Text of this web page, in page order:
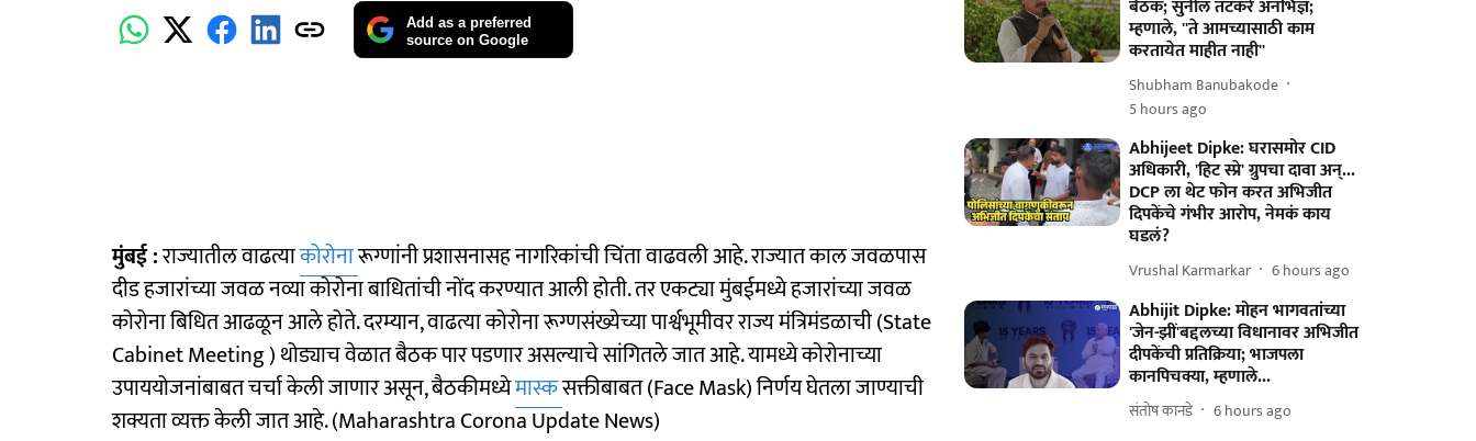
Add as a preferred
source on Google
मुंबई :राज्यातील वाढत्याकोरोनारूग्णांनी प्रशासनासह नागरिकांची चिंता वाढवली आहे. राज्यात काल जवळपास
दीड हजारांच्या जवळ नव्या कोरोना बाधितांची नोंद करण्यात आली होती. तर एकट्या मुंबईमध्ये हजारांच्या जवळ
कोरोना बिधित आढळून आले होते. दरम्यान, वाढत्या कोरोना रूग्णसंख्येच्या पार्श्वभूमीवर राज्य मंत्रिमंडळाची (State
Cabinet Meeting ) थोड्याच वेळात बैठक पार पडणार असल्याचे सांगितले जात आहे. यामध्ये कोरोनाच्या
उपाययोजनांबाबत चर्चा केली जाणार असून, बैठकीमध्येमास्कसक्तीबाबत (Face Mask) निर्णय घेतला जाण्याची
शक्यता व्यक्त केली जात आहे. (Maharashtra Corona Update News)
बैठक; सुनील तटकरे अनभिज्ञ;
म्हणाले, ''ते आमच्यासाठी काम
करतायेत माहीत नाही''
Shubham Banubakode
5 hours ago
Abhijeet Dipke: घरासमोर CID
अधिकारी, 'हिट स्प्रे' ग्रुपचा दावा अन्...
DCP ला थेट फोन करत अभिजीत
दिपकेंचे गंभीर आरोप, नेमकं काय
घडलं?
Vrushal Karmarkar 6 hours ago
Abhijit Dipke: मोहन भागवतांच्या
'जेन-झीं'बद्दलच्या विधानावर अभिजीत
दीपकेंची प्रतिक्रिया; भाजपला
कानपिचक्या, म्हणाले...
संतोष कानडे 6 hours ago